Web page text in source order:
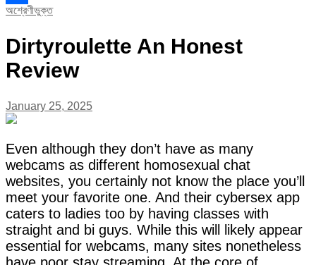
Share
অশ্রেণীভুক্ত
Dirtyroulette An Honest
Review
January 25, 2025
Even although they don’t have as many
webcams as different homosexual chat
websites, you certainly not know the place you’ll
meet your favorite one. And their cybersex app
caters to ladies too by having classes with
straight and bi guys. While this will likely appear
essential for webcams, many sites nonetheless